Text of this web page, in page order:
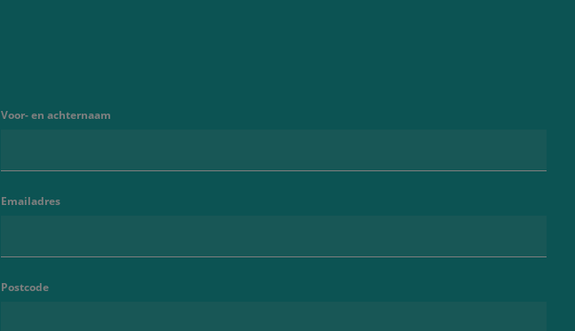
Voor- en achternaam
Emailadres
Postcode